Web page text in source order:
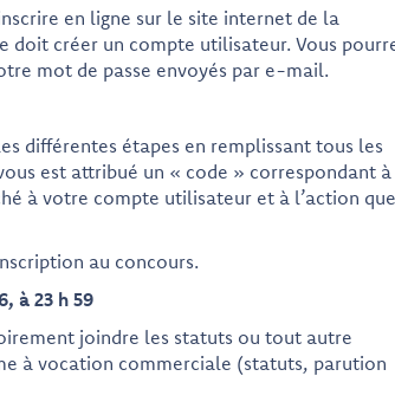
en ligne sur le site internet de la
doit créer un compte utilisateur. Vous
mot de passe envoyés par e-mail.
différentes étapes en remplissant tous les
est attribué un « code » correspondant à
à votre compte utilisateur et à l’action que
au concours.
à 23 h 59
joindre les statuts ou tout autre
à vocation commerciale (statuts, parution